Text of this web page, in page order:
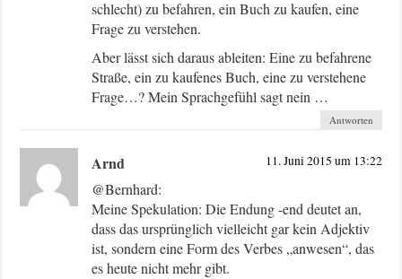
schlecht) zu befahren, ein Buch zu kaufen, eine
Frage zu verstehen.
Aber lässt sich daraus ableiten: Eine zu befahrene
Straße, ein zu kaufenes Buch, eine zu verstehene
Frage…? Mein Sprachgefühl sagt nein …
Antworten
Arnd 11. Juni 2015 um 13:22
@Bernhard:
Meine Spekulation: Die Endung -end deutet an,
dass das ursprünglich vielleicht gar kein Adjektiv
ist, sondern eine Form des Verbes „anwesen“, das
es heute nicht mehr gibt.